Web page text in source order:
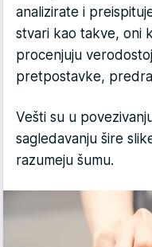
analizirate i
stvari kao takve, oni
procenjuju
pretpostavke,
Vešti su u
sagledavanju šire
razumeju šumu.